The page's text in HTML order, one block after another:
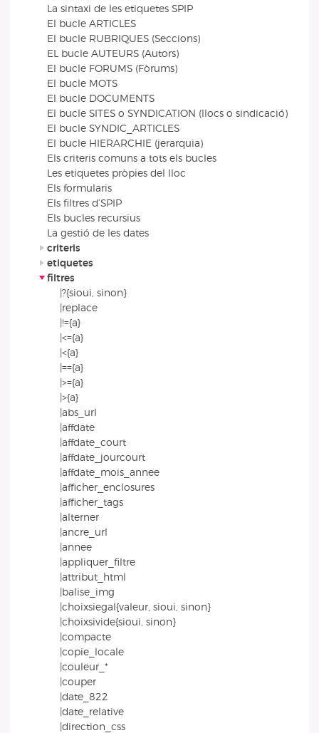
La sintaxi de les etiquetes SPIP
El bucle ARTICLES
El bucle RUBRIQUES (Seccions)
EL bucle AUTEURS (Autors)
El bucle FORUMS (Fòrums)
El bucle MOTS
El bucle DOCUMENTS
El bucle SITES o SYNDICATION (llocs o sindicació)
El bucle SYNDIC_ARTICLES
El bucle HIERARCHIE (jerarquia)
Els criteris comuns a tots els bucles
Les etiquetes pròpies del lloc
Els formularis
Els filtres d’SPIP
Els bucles recursius
La gestió de les dates
criteris
etiquetes
filtres
|?{sioui, sinon}
|replace
|!={a}
|<={a}
|<{a}
|=={a}
|>={a}
|>{a}
|abs_url
|affdate
|affdate_court
|affdate_jourcourt
|affdate_mois_annee
|afficher_enclosures
|afficher_tags
|alterner
|ancre_url
|annee
|appliquer_filtre
|attribut_html
|balise_img
|choixsiegal{valeur, sioui, sinon}
|choixsivide{sioui, sinon}
|compacte
|copie_locale
|couleur_*
|couper
|date_822
|date_relative
|direction_css